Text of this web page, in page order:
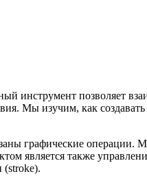
инструмент позволяет
Мы изучим, как
графические операции.
является также
(stroke).